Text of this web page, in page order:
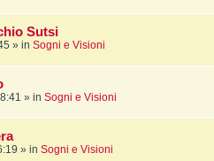
Sutsi
» in Sogni e Visioni
» in Sogni e Visioni
» in Sogni e Visioni